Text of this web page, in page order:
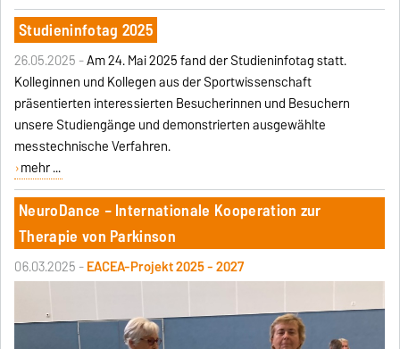
Studieninfotag 2025
26.05.2025 -Am 24. Mai 2025 fand der Studieninfotag statt.
Kolleginnen und Kollegen aus der Sportwissenschaft
präsentierten interessierten Besucherinnen und Besuchern
unsere Studiengänge und demonstrierten ausgewählte
messtechnische Verfahren.
mehr ...
NeuroDance – Internationale Kooperation zur
Therapie von Parkinson
06.03.2025 -EACEA-Projekt 2025 - 2027